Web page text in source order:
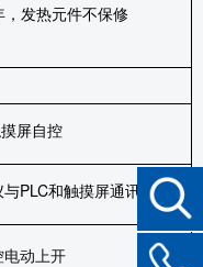
发热元件不保修
屏自控
与PLC和触摸屏通讯读写
动上开